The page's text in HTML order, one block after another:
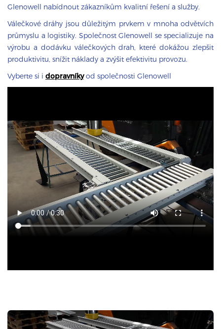
Glenowell nabídnout zákazníkům kvalitní řešení a služby.
Válečkové dráhy jsou důležitým prvkem v mnoha odvětvích
průmyslu a logistiky. Společnost Glenowell se specializuje na
výrobu a dodávku válečkových drah, které dokážou zlepšit
produktivitu, snížit náklady a zvýšit efektivitu provozu.
Vyberte si i dopravníkyod společnosti Glenowell